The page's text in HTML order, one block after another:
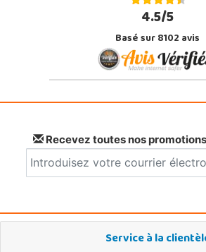
4.5/5
Basé sur 8102 avis
Recevez toutes nos
Service à la